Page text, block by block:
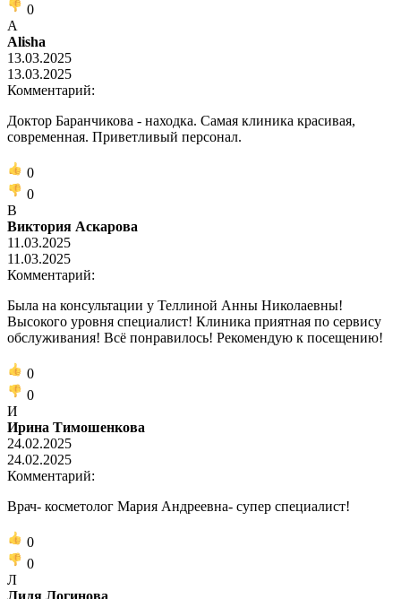
0
A
Alisha
13.03.2025
13.03.2025
Комментарий:
Доктор Баранчикова - находка. Самая клиника красивая,
современная. Приветливый персонал.
0
0
В
Виктория Аскарова
11.03.2025
11.03.2025
Комментарий:
Была на консультации у Теллиной Анны Николаевны!
Высокого уровня специалист! Клиника приятная по сервису
обслуживания! Всё понравилось! Рекомендую к посещению!
0
0
И
Ирина Тимошенкова
24.02.2025
24.02.2025
Комментарий:
Врач- косметолог Мария Андреевна- супер специалист!
0
0
Л
Лиля Логинова